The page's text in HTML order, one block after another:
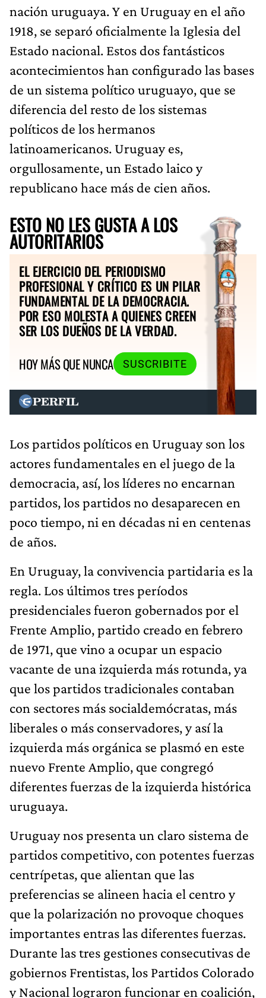
nación uruguaya. Y en Uruguay en el año
1918, se separó oficialmente la Iglesia del
Estado nacional. Estos dos fantásticos
acontecimientos han configurado las bases
de un sistema político uruguayo, que se
diferencia del resto de los sistemas
políticos de los hermanos
latinoamericanos. Uruguay es,
orgullosamente, un Estado laico y
republicano hace más de cien años.
ESTO NO LES GUSTA A LOS
AUTORITARIOS
EL EJERCICIO DEL PERIODISMO
PROFESIONAL Y CRÍTICO ES UN PILAR
FUNDAMENTAL DE LA DEMOCRACIA.
POR ESO MOLESTA A QUIENES CREEN
SER LOS DUEÑOS DE LA VERDAD.
HOY MÁS QUE NUNCA
SUSCRIBITE
Los partidos políticos en Uruguay son los
actores fundamentales en el juego de la
democracia, así, los líderes no encarnan
partidos, los partidos no desaparecen en
poco tiempo, ni en décadas ni en centenas
de años.
En Uruguay, la convivencia partidaria es la
regla. Los últimos tres períodos
presidenciales fueron gobernados por el
Frente Amplio, partido creado en febrero
de 1971, que vino a ocupar un espacio
vacante de una izquierda más rotunda, ya
que los partidos tradicionales contaban
con sectores más socialdemócratas, más
liberales o más conservadores, y así la
izquierda más orgánica se plasmó en este
nuevo Frente Amplio, que congregó
diferentes fuerzas de la izquierda histórica
uruguaya.
Uruguay nos presenta un claro sistema de
partidos competitivo, con potentes fuerzas
centrípetas, que alientan que las
preferencias se alineen hacia el centro y
que la polarización no provoque choques
importantes entras las diferentes fuerzas.
Durante las tres gestiones consecutivas de
gobiernos Frentistas, los Partidos Colorado
y Nacional lograron funcionar en coalición,